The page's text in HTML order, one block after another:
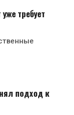
требует
подход к